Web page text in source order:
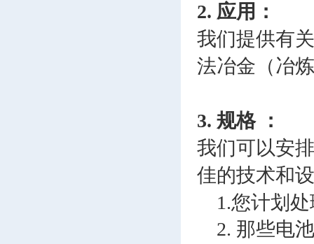
2. 应用：
我们提供有
法冶金（冶
3. 规格 ：
我们可以安
佳的技术和
1.您计划
2. 那些电